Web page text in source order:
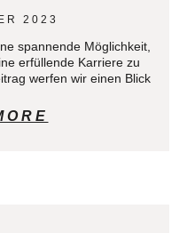
2023
spannende Möglichkeit,
erfüllende Karriere zu
werfen wir einen Blick